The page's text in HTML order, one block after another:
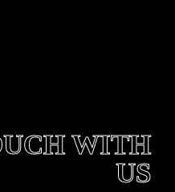
WITH
US